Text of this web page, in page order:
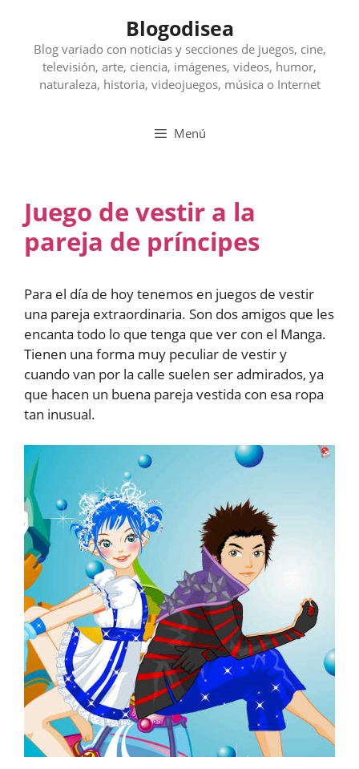
contenido
Blogodisea
Blog variado con noticias y secciones de juegos, cine,
televisión, arte, ciencia, imágenes, videos, humor,
naturaleza, historia, videojuegos, música o Internet
Menú
Juego de vestir a la
pareja de príncipes
Para el día de hoy tenemos en juegos de vestir
una pareja extraordinaria. Son dos amigos que les
encanta todo lo que tenga que ver con el Manga.
Tienen una forma muy peculiar de vestir y
cuando van por la calle suelen ser admirados, ya
que hacen un buena pareja vestida con esa ropa
tan inusual.